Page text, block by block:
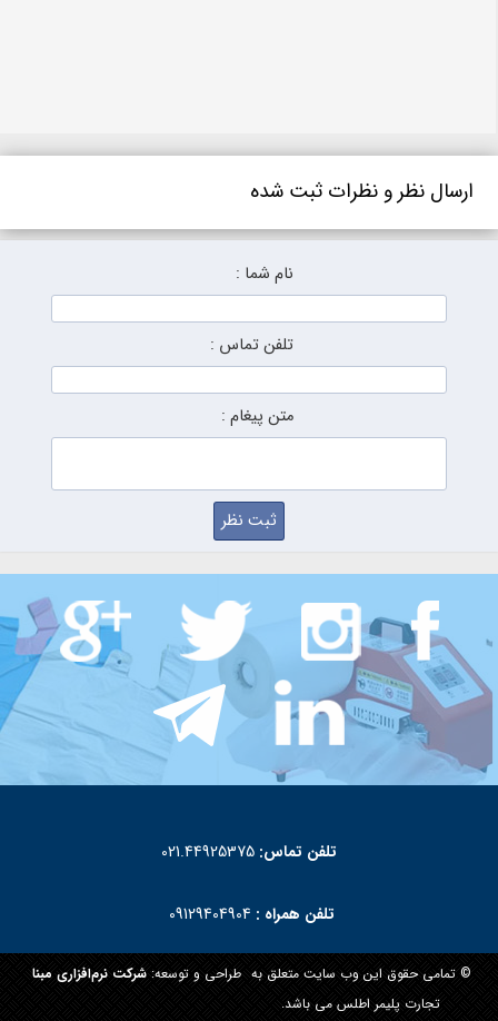
ارسال نظر و نظرات ثبت شده
نام شما :
تلفن تماس :
متن پیغام :
تلفن تماس:
تلفن همراه : 09129404904
© تمامی حقوق این وب سایت متعلق به
تجارت پلیمر اطلس می باشد.
طراحی و توسعه: شرکت نرم‌افزاری مبنا